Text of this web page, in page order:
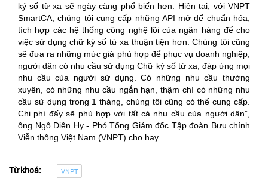
ký số từ xa sẽ ngày càng phổ biến hơn. Hiện tại, với VNPT
SmartCA, chúng tôi cung cấp những API mở để chuẩn hóa,
tích hợp các hệ thống công nghệ lõi của ngân hàng để cho
việc sử dụng chữ ký số từ xa thuận tiện hơn. Chúng tôi cũng
sẽ đưa ra những mức giá phù hợp để phục vụ doanh nghiệp,
người dân có nhu cầu sử dụng Chữ ký số từ xa, đáp ứng mọi
nhu cầu của người sử dụng. Có những nhu cầu thường
xuyên, có những nhu cầu ngắn hạn, thậm chí có những nhu
cầu sử dụng trong 1 tháng, chúng tôi cũng có thể cung cấp.
Chi phí đấy sẽ phù hợp với tất cả nhu cầu của người dân”,
ông Ngô Diên Hy - Phó Tổng Giám đốc Tập đoàn Bưu chính
Viễn thông Việt Nam (VNPT) cho hay.
Từ khoá: VNPT